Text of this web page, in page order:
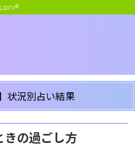
状況別占い結果
の過ごし方